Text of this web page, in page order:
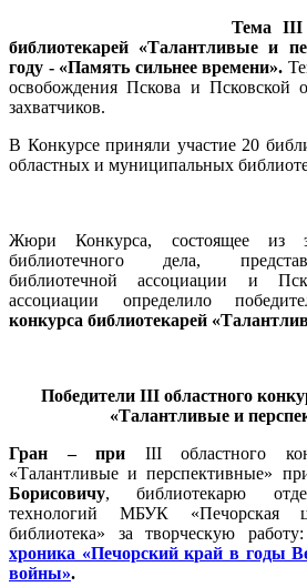
Тема III
библиотекарей «Талантливые и
году - «Память сильнее времени».
освобождения Пскова и Псковской
захватчиков.
В Конкурсе приняли участие 20
областных и муниципальных
Жюри Конкурса, состоящее из
библиотечного дела,
библиотечной ассоциации и
ассоциации определило
конкурса библиотекарей
Победители III областного
«Талантливые и
Гран – при III областного
«Талантливые и перспективные»
Борисовичу, библиотекарю
технологий МБУК «Печорская
библиотека» за творческую работу:
хроника «Печорский край в годы
войны».